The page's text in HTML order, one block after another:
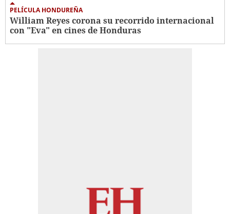
PELÍCULA HONDUREÑA
William Reyes corona su recorrido internacional
con "Eva" en cines de Honduras